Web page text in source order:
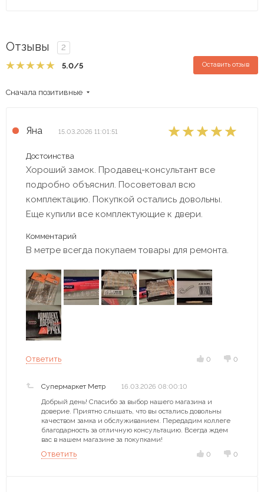
Отзывы 2
5.0/5 Оставить отзыв
Сначала позитивные
Яна 15.03.2026 11:01:51
Достоинства
Хороший замок. Продавец-консультант все
подробно объяснил. Посоветовал всю
комплектацию. Покупкой остались довольны.
Еще купили все комплектующие к двери.
Комментарий
В метре всегда покупаем товары для ремонта.
Ответить 0 0
Супермаркет Метр 16.03.2026 08:00:10
Добрый день! Спасибо за выбор нашего магазина и
доверие. Приятно слышать, что вы остались довольны
качеством замка и обслуживанием. Передадим коллеге
благодарность за отличную консультацию. Всегда ждем
вас в нашем магазине за покупками!
Ответить 0 0